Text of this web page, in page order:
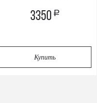
3350 a
Купить